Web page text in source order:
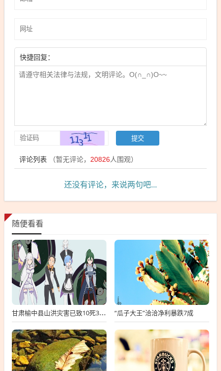
快捷回复：
评论列表 （暂无评论， 20826人围观）
还没有评论，来说两句吧...
随便看看
甘肃榆中县山洪灾害已致10死33失联 “瓜子大王”洽洽净利暴跌7成